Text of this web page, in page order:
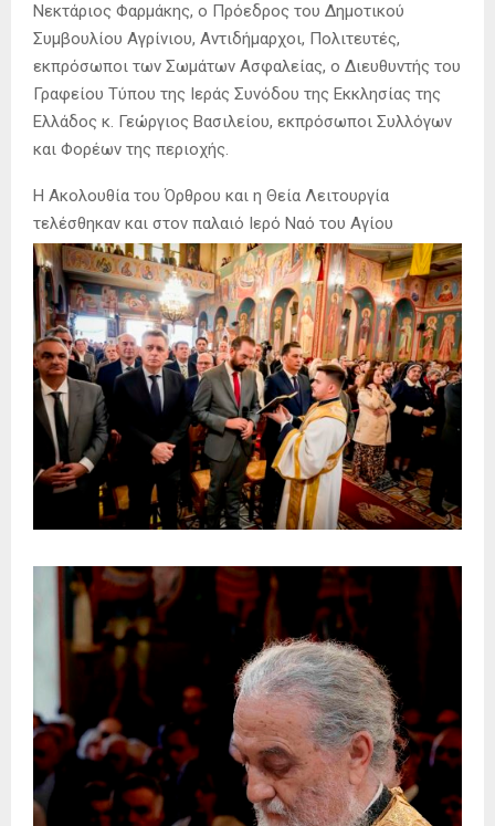
Νεκτάριος Φαρμάκης, ο Πρόεδρος του Δημοτικού
Συμβουλίου Αγρίνιου, Αντιδήμαρχοι, Πολιτευτές,
εκπρόσωποι των Σωμάτων Ασφαλείας, ο Διευθυντής του
Γραφείου Τύπου της Ιεράς Συνόδου της Εκκλησίας της
Ελλάδος κ. Γεώργιος Βασιλείου, εκπρόσωποι Συλλόγων
και Φορέων της περιοχής.
Η Ακολουθία του Όρθρου και η Θεία Λειτουργία
τελέσθηκαν και στον παλαιό Ιερό Ναό του Αγίου